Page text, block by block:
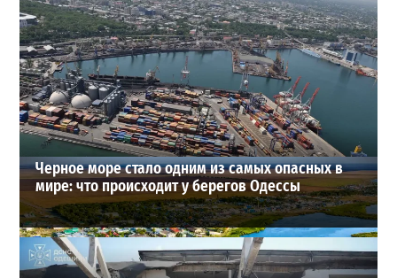
В Одессе стреляли по сотрудникам ТЦК: есть
раненые (ОБНОВЛЕНО)
02-08-2026 в 22:15
ВИБОР РЕДАКЦИИ
Черное море стало одним из самых опасных в
мире: что происходит у берегов Одессы